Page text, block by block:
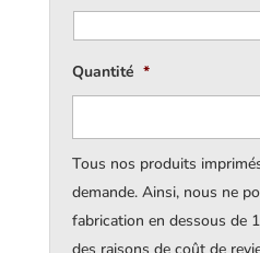
Quantité *
Tous nos produits
demande. Ainsi, nous ne
fabrication en dessous de